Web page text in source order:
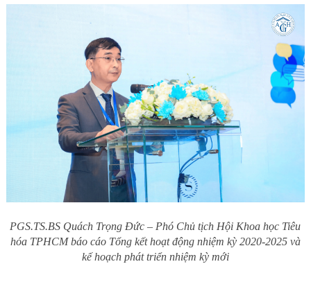
PGS.TS.BS Quách Trọng Đức – Phó Chủ tịch Hội Khoa học Tiêu
hóa TPHCM báo cáo Tổng kết hoạt động nhiệm kỳ 2020-2025 và
kế hoạch phát triển nhiệm kỳ mới